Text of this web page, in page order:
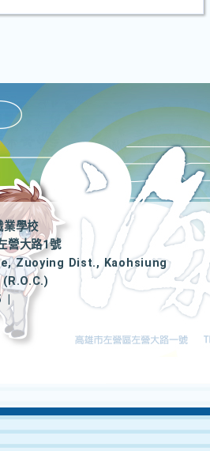
業學校
營大路1號
Zuoying Dist., Kaohsiung
|